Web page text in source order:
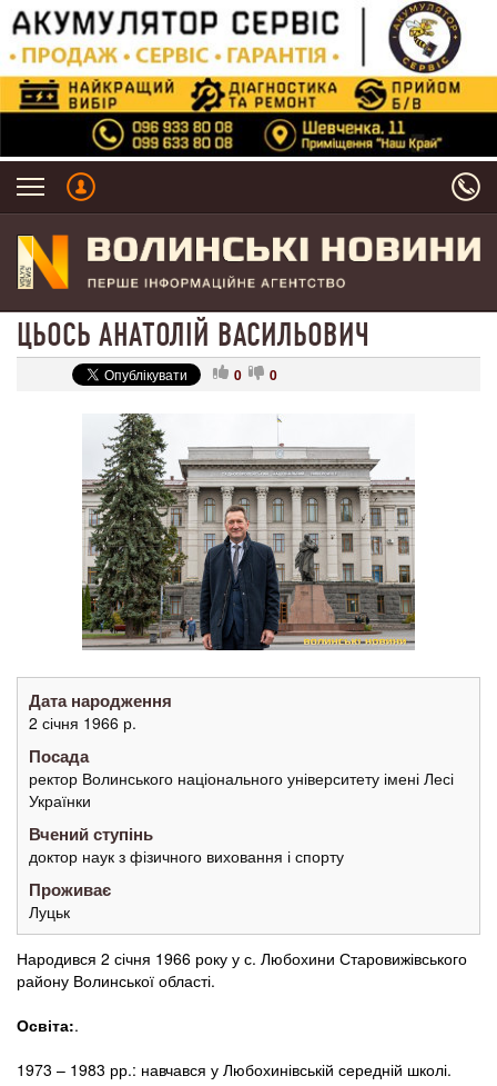
ЦЬОСЬ АНАТОЛІЙ ВАСИЛЬОВИЧ
0 0
Дата народження
2 січня 1966 р.
Посада
ректор Волинського національного університету імені Лесі
Українки
Вчений ступінь
доктор наук з фізичного виховання і спорту
Проживає
Луцьк
Народився 2 січня 1966 року у с. Любохини Старовижівського
району Волинської області.
Освіта:.
1973 – 1983 рр.: навчався у Любохинівській середній школі.